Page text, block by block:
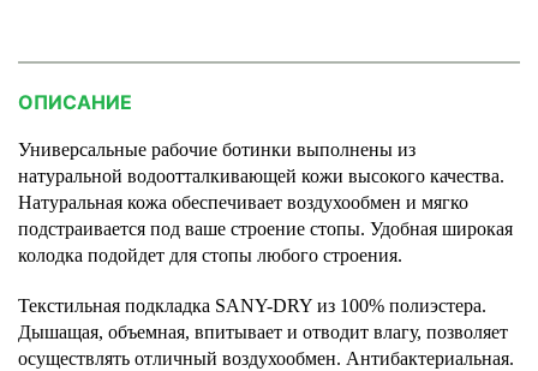
ОПИСАНИЕ
Универсальные рабочие ботинки выполнены из
натуральной водоотталкивающей кожи высокого качества.
Натуральная кожа обеспечивает воздухообмен и мягко
подстраивается под ваше строение стопы. Удобная широкая
колодка подойдет для стопы любого строения.
Текстильная подкладка SANY-DRY из 100% полиэстера.
Дышащая, объемная, впитывает и отводит влагу, позволяет
осуществлять отличный воздухообмен. Антибактериальная.